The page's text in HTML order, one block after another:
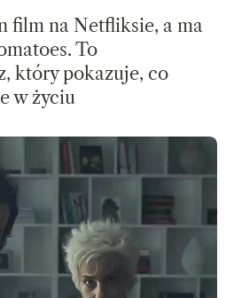
film na Netfliksie, a ma
To
który pokazuje, co
w życiu